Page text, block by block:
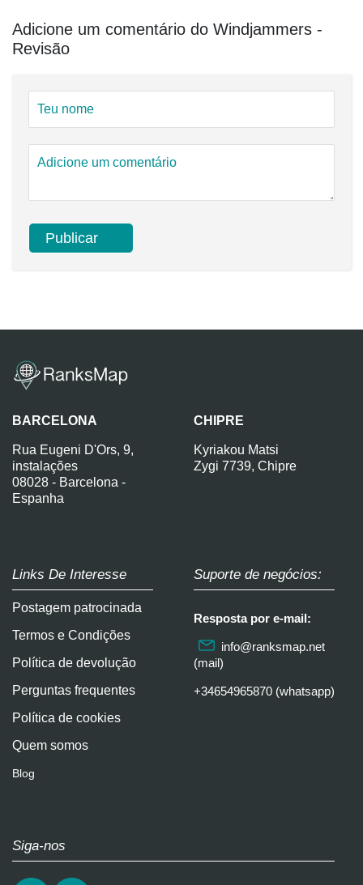
Adicione um comentário do Windjammers -
Revisão
BARCELONA
Rua Eugeni D'Ors, 9,
instalações
08028 - Barcelona -
Espanha
CHIPRE
Kyriakou Matsi
Zygi 7739, Chipre
Links De Interesse
Postagem patrocinada
Termos e Condições
Política de devolução
Perguntas frequentes
Política de cookies
Quem somos
Blog
Suporte de negócios:
Resposta por e-mail:
info@ranksmap.net
(mail)
+34654965870 (whatsapp)
Siga-nos